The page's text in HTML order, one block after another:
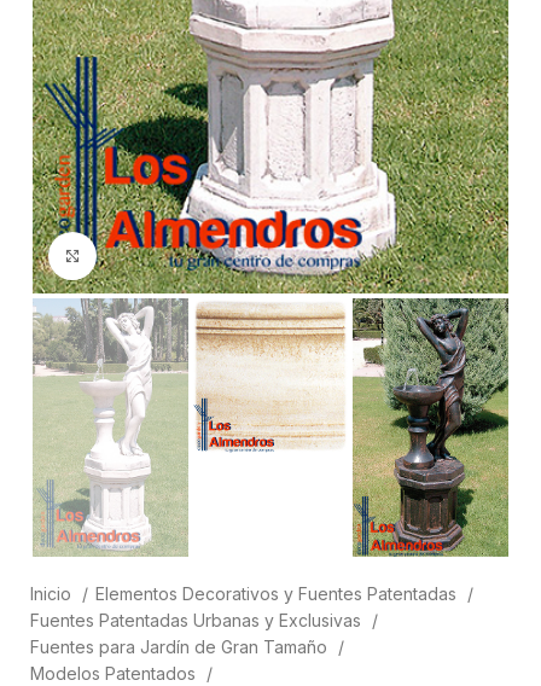
Clic para ampliar
Inicio
Elementos Decorativos y Fuentes Patentadas
Fuentes Patentadas Urbanas y Exclusivas
Fuentes para Jardín de Gran Tamaño
Modelos Patentados